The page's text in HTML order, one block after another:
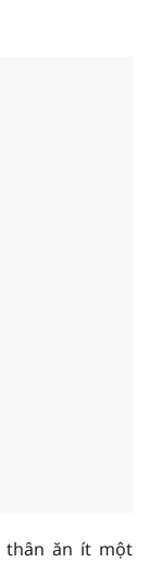
thân ăn ít một